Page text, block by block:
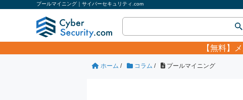
プールマイニング｜サイバーセキュリティ.com
【無料】
ホーム / コラム / プールマイニング